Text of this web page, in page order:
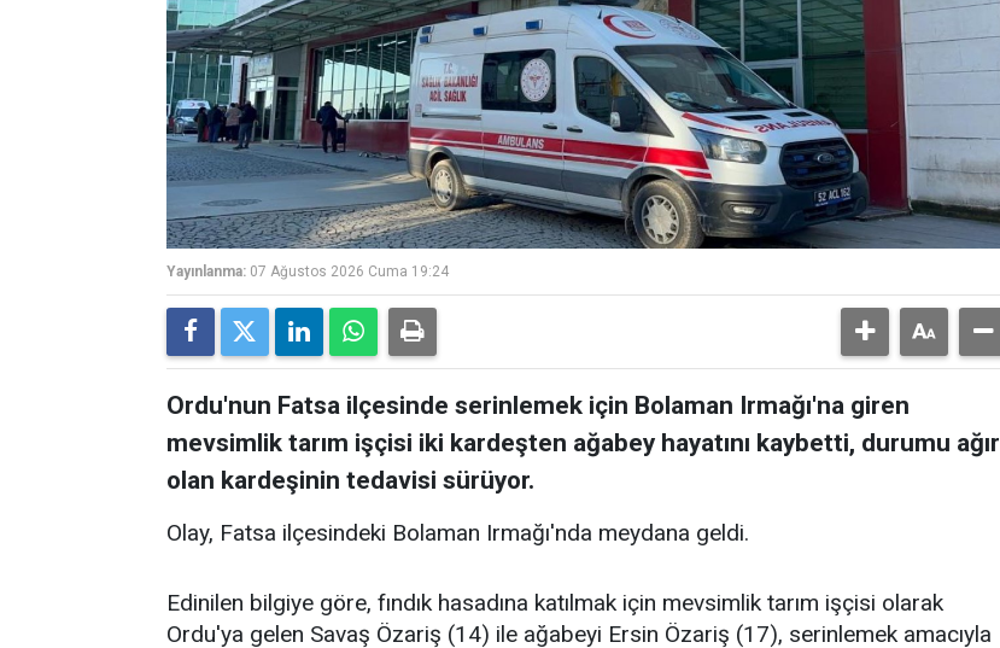
Yayınlanma: 07 Ağustos 2026 Cuma 19:24
Ordu'nun Fatsa ilçesinde serinlemek için Bolaman Irmağı'na giren
mevsimlik tarım işçisi iki kardeşten ağabey hayatını kaybetti, durumu ağır
olan kardeşinin tedavisi sürüyor.
Olay, Fatsa ilçesindeki Bolaman Irmağı'nda meydana geldi.
Edinilen bilgiye göre, fındık hasadına katılmak için mevsimlik tarım işçisi olarak
Ordu'ya gelen Savaş Özariş (14) ile ağabeyi Ersin Özariş (17), serinlemek amacıyla